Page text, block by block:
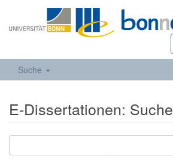
Suche
E-Dissertationen: Suche